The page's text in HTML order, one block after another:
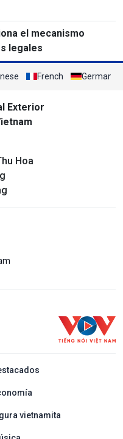
el mecanismo
legales
French German
Exterior
Hoa
ban nha
vietnamita